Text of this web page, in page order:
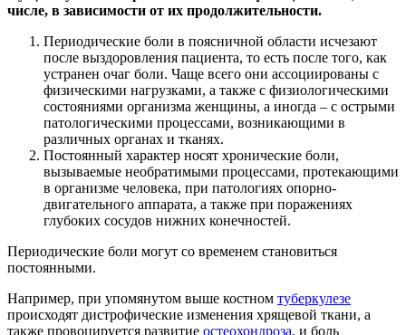
числе, в зависимости от их продолжительности.
Периодические боли в поясничной области исчезают
после выздоровления пациента, то есть после того, как
устранен очаг боли. Чаще всего они ассоциированы с
физическими нагрузками, а также с физиологическими
состояниями организма женщины, а иногда – с острыми
патологическими процессами, возникающими в
различных органах и тканях.
Постоянный характер носят хронические боли,
вызываемые необратимыми процессами, протекающими
в организме человека, при патологиях опорно-
двигательного аппарата, а также при поражениях
глубоких сосудов нижних конечностей.
Периодические боли могут со временем становиться
постоянными.
Например, при упомянутом выше костном туберкулезе
происходят дистрофические изменения хрящевой ткани, а
также провоцируется развитие остеохондроза, и боль